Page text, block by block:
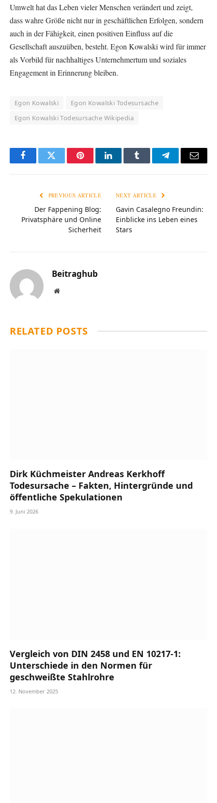
Umwelt hat das Leben vieler Menschen verändert und zeigt,
dass wahre Größe nicht nur in geschäftlichen Erfolgen, sondern
auch in der Fähigkeit, einen positiven Einfluss auf die
Gesellschaft auszuüben, besteht. Egon Kowalski wird für immer
als Vorbild für nachhaltiges Unternehmertum und soziales
Engagement in Erinnerung bleiben.
Egon Kowalski
Egon Kowalski Todesursache
Egon Kowalski Todesursache Wikipedia
FacebookTwitter PinterestLinkedInTumblr TelegramEmail
PREVIOUS ARTICLE
Der Fappening Blog:
Privatsphäre und Online
Sicherheit
NEXT ARTICLE
Gavin Casalegno Freundin:
Einblicke ins Leben eines
Stars
Beitraghub
Website
RELATED POSTS
Dirk Küchmeister Andreas Kerkhoff
Todesursache – Fakten, Hintergründe und
öffentliche Spekulationen
9. Juni 2026
Vergleich von DIN 2458 und EN 10217-1:
Unterschiede in den Normen für
geschweißte Stahlrohre
12. November 2025